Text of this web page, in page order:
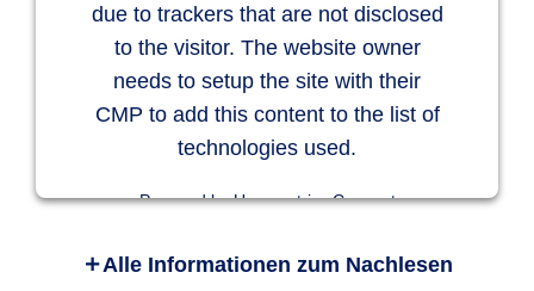
due to trackers that are not disclosed
to the visitor. The website owner
needs to setup the site with their
CMP to add this content to the list of
technologies used.
Powered byUsercentrics Consent
R+V-AnlageKombi Safe+Smart ist eine
Alle Informationen zum Nachlesen